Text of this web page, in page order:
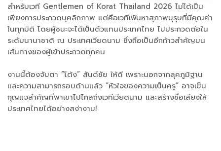
สำหรับเวที Gentlemen of Korat Thailand 2026 ไม่ได้เป็น
เพียงการประกวดบุคลิกภาพ แต่คือเวทีเฟ้นหาสุภาพบุรุษที่มีคุณค่า
ในทุกมิติ โดยผู้ชนะจะได้เป็นตัวแทนประเทศไทย ไปประกวดต่อใน
ระดับนานาชาติ ณ ประเทศเวียดนาม ซึ่งถือเป็นอีกก้าวสำคัญบน
เส้นทางของผู้เข้าประกวดทุกคน
งานนี้ต้องจับตา “โต้ง” สันต์ชัย ให้ดี เพราะนอกจากลุคภูมิฐาน
และความสามารถรอบด้านแล้ว “หัวใจของความเป็นครู” อาจเป็น
กุญแจสำคัญที่พาเขาไปไกลถึงเวทีเวียดนาม และสร้างชื่อเสียงให้
ประเทศไทยได้อย่างสง่างาม!